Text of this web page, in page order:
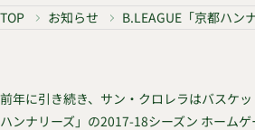
TOP お知らせ B.LEAGUE「京都ハン
前年に引き続き、サン・クロレラはバスケ
ハンナリーズ」の2017-18シーズン ホーム